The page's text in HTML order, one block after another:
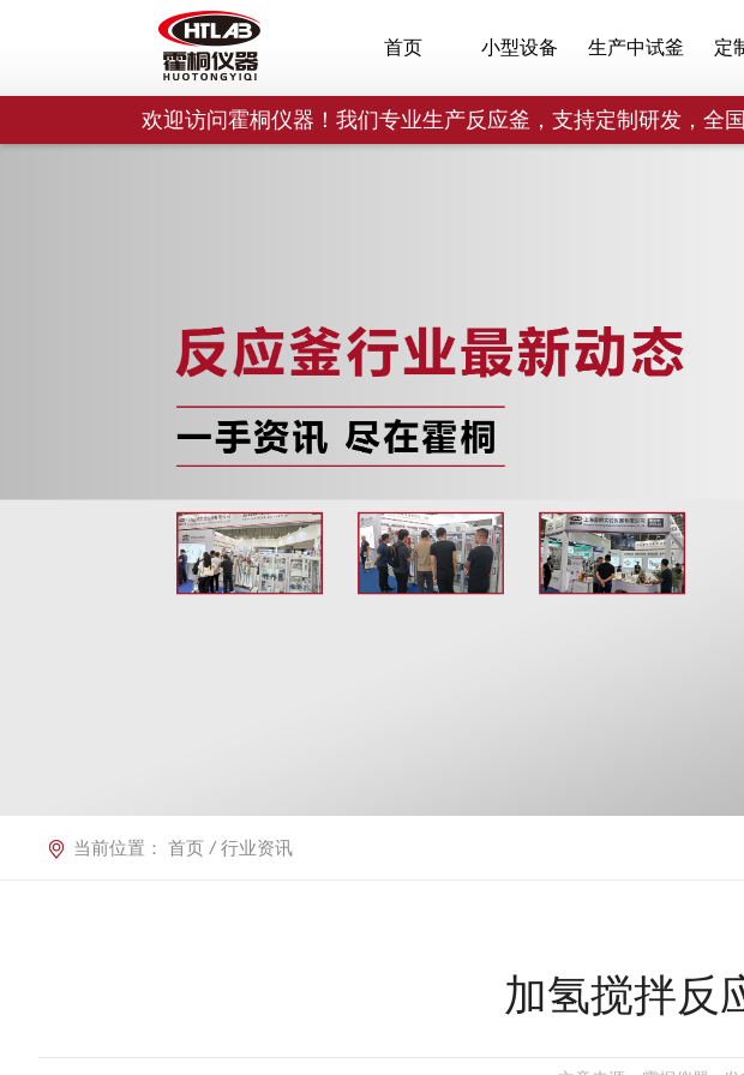
首页 小型设备 生产中试釜 定
欢迎访问霍桐仪器！我们专业生产反应釜，支持定制研发，全
当前位置： 首页 / 行业资讯
加氢搅拌反